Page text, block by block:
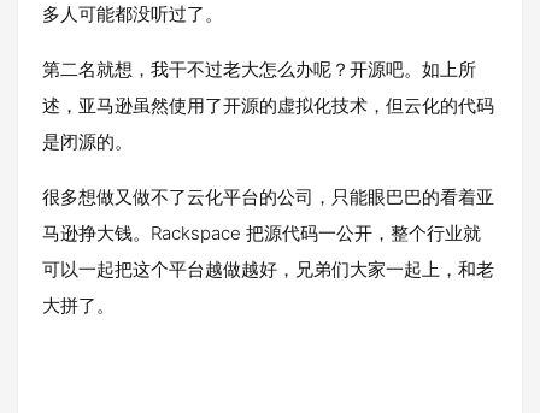
多人可能都没听过了。
第二名就想，我干不过老大怎么办呢？开源吧。如上所
述，亚马逊虽然使用了开源的虚拟化技术，但云化的代码
是闭源的。
很多想做又做不了云化平台的公司，只能眼巴巴的看着亚
马逊挣大钱。Rackspace 把源代码一公开，整个行业就
可以一起把这个平台越做越好，兄弟们大家一起上，和老
大拼了。